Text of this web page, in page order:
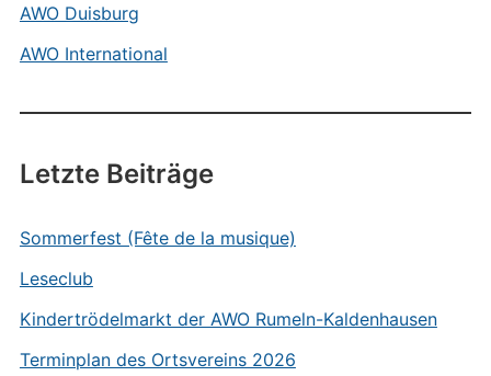
AWO Duisburg
AWO International
Letzte Beiträge
Sommerfest (Fête de la musique)
Leseclub
Kindertrödelmarkt der AWO Rumeln-Kaldenhausen
Terminplan des Ortsvereins 2026